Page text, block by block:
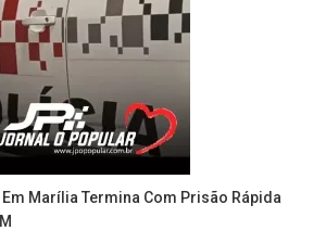
Marília Termina Com Prisão Rápida